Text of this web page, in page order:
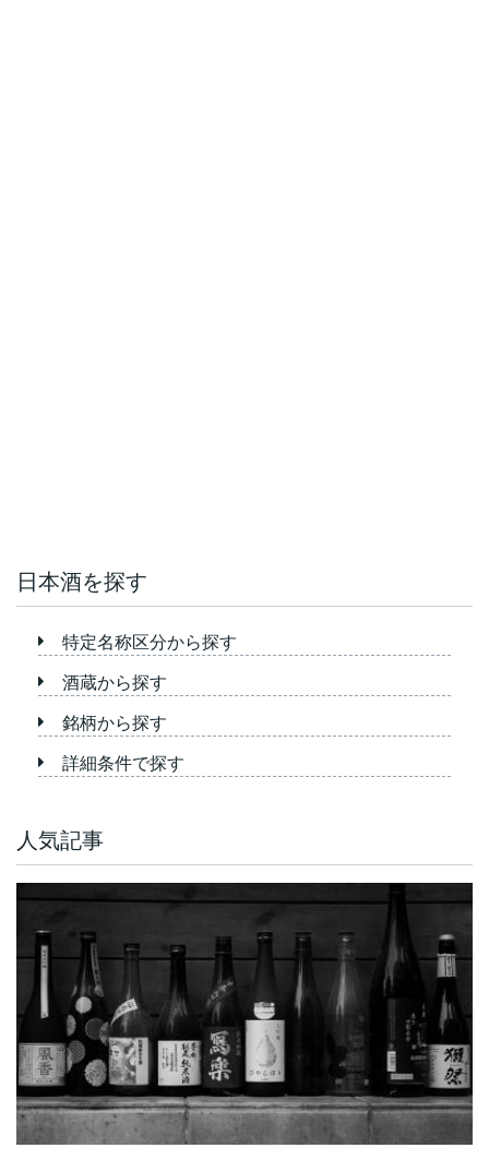
日本酒を探す
特定名称区分から探す
酒蔵から探す
銘柄から探す
詳細条件で探す
人気記事